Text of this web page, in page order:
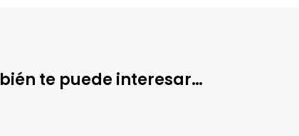
te puede interesar…